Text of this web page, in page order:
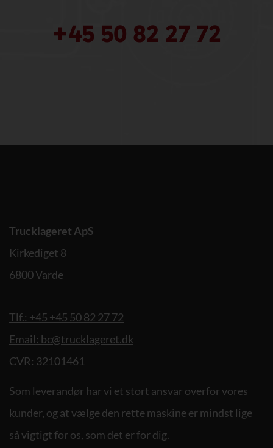
+45 50 82 27 72
Trucklageret ApS
Kirkediget 8
6800 Varde
Tlf.: +45 +45 50 82 27 72
Email: bc@trucklageret.dk
CVR: 32101461
Som leverandør har vi et stort ansvar overfor vores
kunder, og at vælge den rette maskine er mindst lige
så vigtigt for os, som det er for dig.